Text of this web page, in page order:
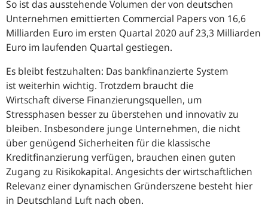
So ist das ausstehende Volumen der von deutschen
Unternehmen emittierten Commercial Papers von 16,6
Milliarden Euro im ersten Quartal 2020 auf 23,3 Milliarden
Euro im laufenden Quartal gestiegen.
Es bleibt festzuhalten: Das bankfinanzierte System
ist weiterhin wichtig. Trotzdem braucht die
Wirtschaft diverse Finanzierungsquellen, um
Stressphasen besser zu überstehen und innovativ zu
bleiben. Insbesondere junge Unternehmen, die nicht
über genügend Sicherheiten für die klassische
Kreditfinanzierung verfügen, brauchen einen guten
Zugang zu Risikokapital. Angesichts der wirtschaftlichen
Relevanz einer dynamischen Gründerszene besteht hier
in Deutschland Luft nach oben.